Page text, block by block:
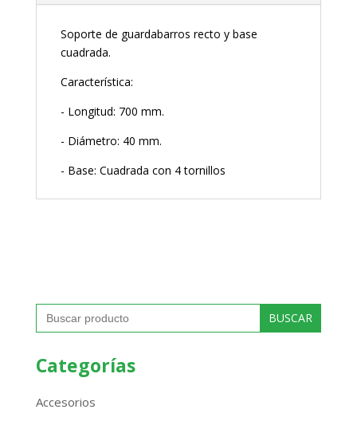
Soporte de guardabarros recto y base
cuadrada.
Característica:
- Longitud: 700 mm.
- Diámetro: 40 mm.
- Base: Cuadrada con 4 tornillos
Buscar:
Categorías
Accesorios